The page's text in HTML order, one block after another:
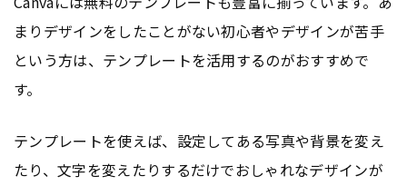
まりデザインをしたことがない初心者やデザインが苦手
という方は、テンプレートを活用するのがおすすめで
す。
テンプレートを使えば、設定してある写真や背景を変え
たり、文字を変えたりするだけでおしゃれなデザインが